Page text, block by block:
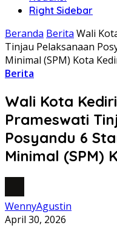
Right Sidebar
Beranda Berita Wali
Tinjau Pelaksanaan
Minimal (SPM) Kota
Berita
Wali Kota
Prameswati
Posyandu 6
Minimal (SPM)
WennyAgustin
April 30, 2026